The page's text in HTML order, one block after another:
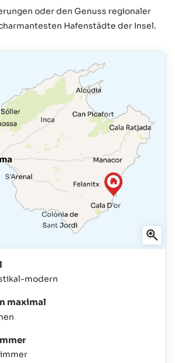
oder den Genuss regionaler
Hafenstädte der Insel.
modern
maximal